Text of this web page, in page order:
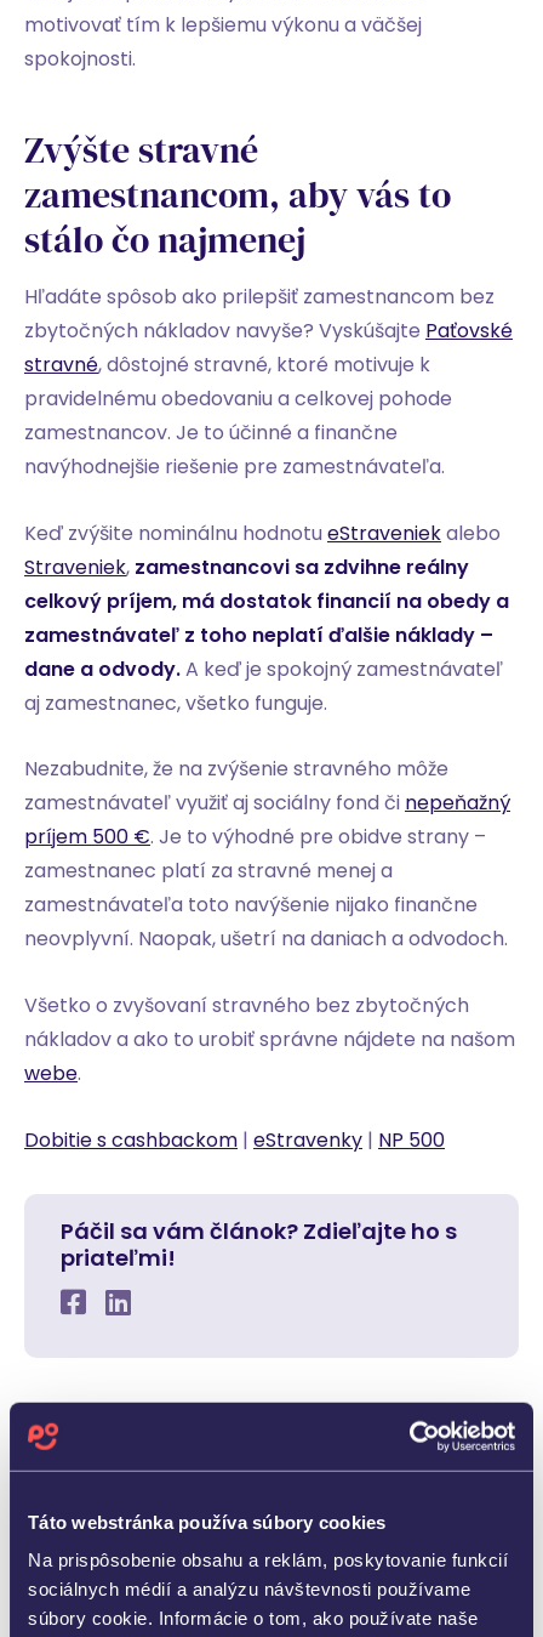
Táto webstránka používa súbory cookies
Na prispôsobenie obsahu a reklám, poskytovanie funkcií
sociálnych médií a analýzu návštevnosti používame
súbory cookie. Informácie o tom, ako používate naše
motivovať tím k lepšiemu výkonu a väčšej
spokojnosti.
Zvýšte stravné
zamestnancom, aby vás to
stálo čo najmenej
Hľadáte spôsob ako prilepšiť zamestnancom bez
zbytočných nákladov navyše? Vyskúšajte Paťovské
stravné, dôstojné stravné, ktoré motivuje k
pravidelnému obedovaniu a celkovej pohode
zamestnancov. Je to účinné a finančne
navýhodnejšie riešenie pre zamestnávateľa.
Keď zvýšite nominálnu hodnotueStraveniekalebo
Straveniek, zamestnancovi sa zdvihne reálny
celkový príjem, má dostatok financií na obedy a
zamestnávateľ z toho neplatí ďalšie náklady –
dane a odvody.A keď je spokojný zamestnávateľ
aj zamestnanec, všetko funguje.
Nezabudnite, že na zvýšenie stravného môže
zamestnávateľ využiť aj sociálny fond či nepeňažný
príjem 500 €. Je to výhodné pre obidve strany –
zamestnanec platí za stravné menej a
zamestnávateľa toto navýšenie nijako finančne
neovplyvní. Naopak, ušetrí na daniach a odvodoch.
Všetko o zvyšovaní stravného bez zbytočných
nákladov a ako to urobiť správne nájdete na našom
webe.
Dobitie s cashbackom | eStravenky | NP 500
Páčil sa vám článok? Zdieľajte ho s
priateľmi!